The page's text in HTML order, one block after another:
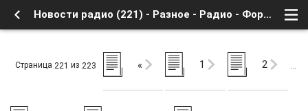
Новости радио (221) - Разное - Радио - Форум о Спутниковом Телевидении
Страница 221 из 223 « 1 2 …